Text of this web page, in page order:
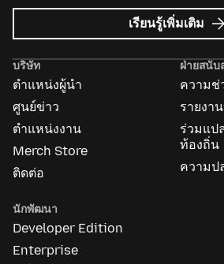
เรียนรู้เพิ่มเติม เกี่ยว
กับ
บริษัท
ตำแหน่งผู้นำ
ศูนย์ข่าว
ตำแหน่งงาน
Merch Store
ติดต่อ
ฝ่ายสนั
ความช่
รายงา
ร่วมแป
ท้องถิ่น
ความป
นักพัฒนา
Developer Edition
Enterprise